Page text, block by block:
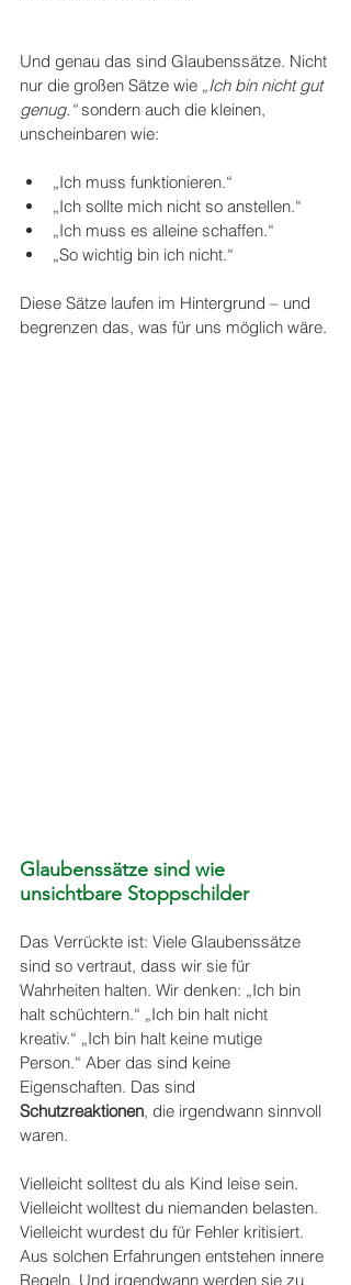
Und genau das sind Glaubenssätze. Nicht
nur die großen Sätze wie „Ich bin nicht gut
genug.“ sondern auch die kleinen,
unscheinbaren wie:
„Ich muss funktionieren.“
„Ich sollte mich nicht so anstellen.“
„Ich muss es alleine schaffen.“
„So wichtig bin ich nicht.“
Diese Sätze laufen im Hintergrund – und
begrenzen das, was für uns möglich wäre.
Glaubenssätze sind wie
unsichtbare Stoppschilder
Das Verrückte ist: Viele Glaubenssätze
sind so vertraut, dass wir sie für
Wahrheiten halten. Wir denken: „Ich bin
halt schüchtern.“ „Ich bin halt nicht
kreativ.“ „Ich bin halt keine mutige
Person.“ Aber das sind keine
Eigenschaften. Das sind
Schutzreaktionen, die irgendwann sinnvoll
waren.
Vielleicht solltest du als Kind leise sein.
Vielleicht wolltest du niemanden belasten.
Vielleicht wurdest du für Fehler kritisiert.
Aus solchen Erfahrungen entstehen innere
Regeln. Und irgendwann werden sie zu